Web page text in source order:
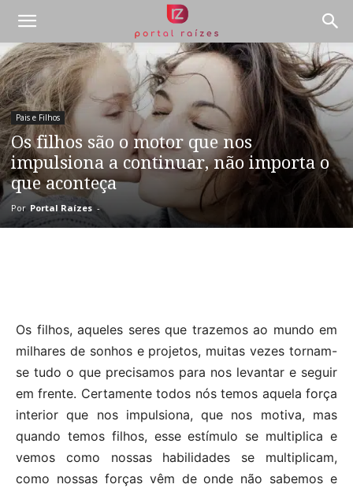
Pais e Filhos
Os filhos são o motor que nos
impulsiona a continuar, não importa o
que aconteça
Por Portal Raízes -
Os filhos, aqueles seres que trazemos ao mundo em
milhares de sonhos e projetos, muitas vezes tornam-
se tudo o que precisamos para nos levantar e seguir
em frente. Certamente todos nós temos aquela força
interior que nos impulsiona, que nos motiva, mas
quando temos filhos, esse estímulo se multiplica e
vemos como nossas habilidades se multiplicam,
como nossas forças vêm de onde não sabemos e